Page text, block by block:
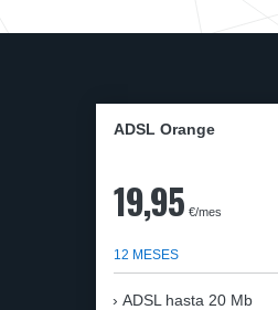
ADSL Orange
19,95 €/mes
12 MESES
ADSL hasta 20 Mb